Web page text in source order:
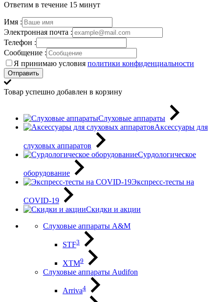
Ответим в течение 15 минут
Имя :
Электронная почта :
Телефон :
Сообщение :
Я принимаю условия политики конфиденциальности
Отправить
Товар успешно добавлен в корзину
Слуховые аппараты
Аксессуары для
слуховых аппаратов
Сурдологическое
оборудование
Экспресс-тесты на
COVID-19
Скидки и акции
Слуховые аппараты A&M
STF3
XTM9
Слуховые аппараты Audifon
Arriva4